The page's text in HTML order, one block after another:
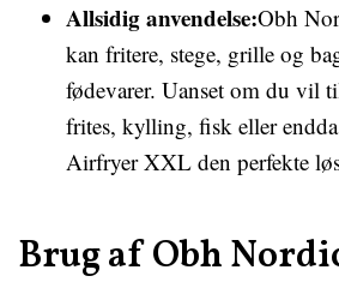
Allsidig anvendelse:Obh
kan fritere, stege, grille og
fødevarer. Uanset om du vil
frites, kylling, fisk eller
Airfryer XXL den perfekte
Brug af Obh